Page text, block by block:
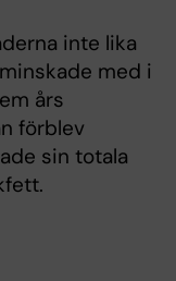
inte lika
med i
års
förblev
sin totala